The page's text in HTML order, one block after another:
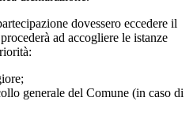
dovessero eccedere il
ad accogliere le istanze
generale del Comune (in caso di